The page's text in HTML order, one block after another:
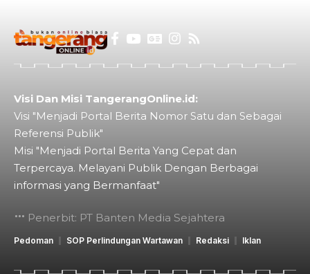
Visi Dan Misi TangerangOnline.id:
Visi "Menjadi Portal Berita Nomor Satu dan Sebagai
Referensi Publik"
Misi "Menjadi Portal Berita Yang Cepat dan
Terpercaya. Melayani Publik Dengan Berbagai
informasi yang Bermanfaat"
Penerbit: PT Banten Media Sejahtera
Pedoman SOP Perlindungan Wartawan Redaksi Iklan